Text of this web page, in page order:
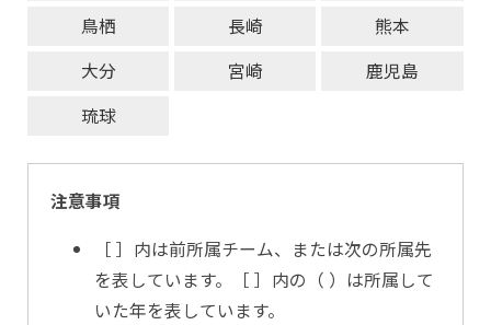
鳥栖
長崎
熊本
大分
宮崎
鹿児島
琉球
注意事項
［ ］内は前所属チーム、または次の所属先
を表しています。［ ］内の（ ）は所属して
いた年を表しています。